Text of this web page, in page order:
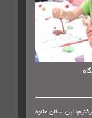
این سالن علاوه